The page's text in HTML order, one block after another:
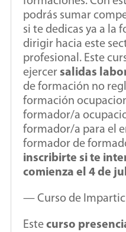
podrás sumar
si te dedicas ya a la
dirigir hacia este
profesional. Este
ejercer salidas
de formación no
formación
formador/a
formador/a para el
formador de
inscribirte si te
comienza el 4 de
— Curso de
Este curso